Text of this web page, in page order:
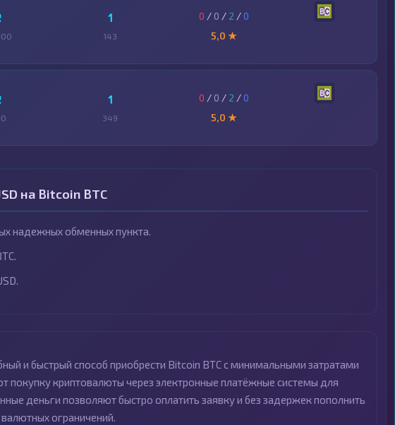
1
143
0 / 0 / 2 /0
5,0 ★
1
349
0 / 0 / 2 /0
5,0 ★
на Bitcoin BTC
надежных обменных пункта.
и быстрый способ приобрести Bitcoin BTC с минимальными затратами
покупку криптовалюты через электронные платёжные системы для
деньги позволяют быстро оплатить заявку и без задержек пополнить
ограничений.